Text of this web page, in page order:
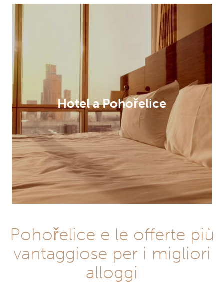
Hotel a Pohořelice
Pohořelice e le offerte più
vantaggiose per i migliori
alloggi